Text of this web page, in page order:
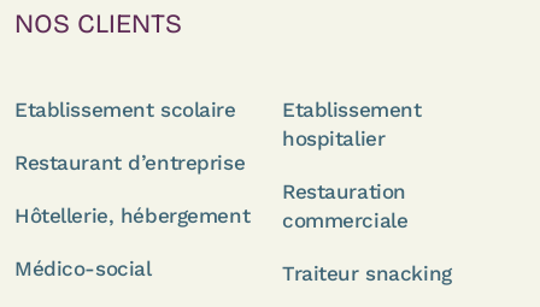
NOS CLIENTS
Etablissement scolaire
Restaurant d’entreprise
Hôtellerie, hébergement
Médico-social
Etablissement
hospitalier
Restauration
commerciale
Traiteur snacking